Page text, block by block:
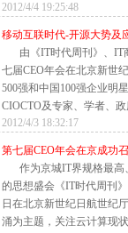
2012/4/4 19:25:48
移动互联时代-开源大势及
由《IT时代周刊》、IT
七届CEO年会在北京新世
500强和中国100强企业明
CIOCTO及专家、学者、
2012/4/3 18:32:17
第七届CEO年会在京成功
作为京城IT界规格最
的思想盛会《IT时代周刊
日在北京新世纪日航世纪
涌为主题，关注云计算现